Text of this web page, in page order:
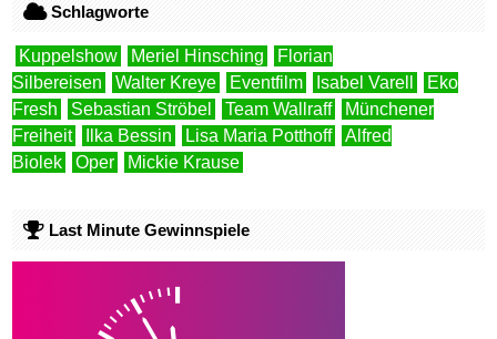
Schlagworte
Kuppelshow Meriel Hinsching
Florian
Silbereisen
Walter Kreye Eventfilm Isabel Varell
Eko
Fresh
Sebastian Ströbel Team Wallraff
Münchener
Freiheit
Ilka Bessin Lisa Maria Potthoff
Alfred
Biolek
Oper Mickie Krause
Last Minute Gewinnspiele